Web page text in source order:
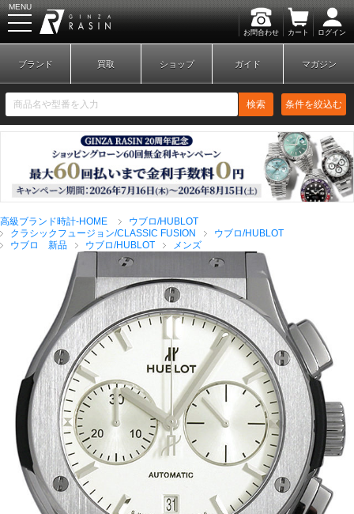
お問合わせ カート ログイン
MENU
新規会員登録 ログイン
ブランドから探す
全てのブランドを見
る
ロレックス
パテック
フィリップ
ブランド 買取 ショップ ガイド マガジン
検索 条件を絞込む
高級ブランド時計-HOME
ウブロ/HUBLOT
クラシックフュージョン/CLASSIC FUSION
ウブロ/HUBLOT
ウブロ 新品
ウブロ/HUBLOT メンズ